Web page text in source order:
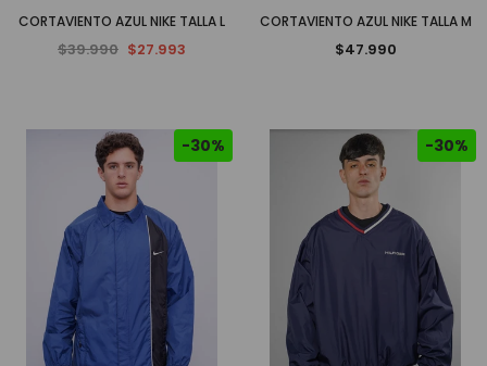
CORTAVIENTO AZUL NIKE TALLA L
$39.990 $27.993
CORTAVIENTO AZUL NIKE TALLA M
$47.990
-30% -30%